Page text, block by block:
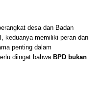
desa dan Badan
keduanya memiliki peran dan
penting dalam
diingat bahwa BPD bukan